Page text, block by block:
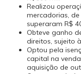
Realizou
mercadorias,
superaram R$
Obteve ganho
direitos, sujeito
Optou pela
capital na
aquisição de